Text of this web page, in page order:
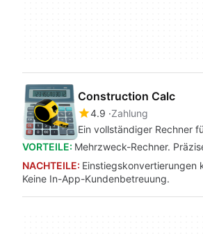
Construction Calc
4.9 Zahlung
Ein vollständiger Rechner
VORTEILE: Mehrzweck-Rechner.
NACHTEILE: Einstiegskonvertierungen
Keine In-App-Kundenbetreuung.